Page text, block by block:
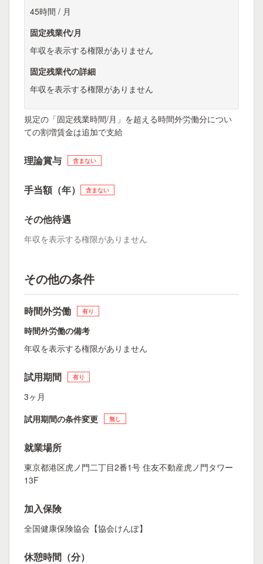
45時間 / 月
固定残業代/月
年収を表示する権限がありません
固定残業代の詳細
年収を表示する権限がありません
規定の「固定残業時間/月」を超える時間外労働分につい
ての割増賃金は追加で支給
理論賞与 含まない
手当額（年） 含まない
その他待遇
年収を表示する権限がありません
その他の条件
時間外労働 有り
時間外労働の備考
年収を表示する権限がありません
試用期間 有り
3ヶ月
試用期間の条件変更
無し
就業場所
東京都港区虎ノ門二丁目2番1号 住友不動産虎ノ門タワー
13F
加入保険
全国健康保険協会【協会けんぽ】
休憩時間（分）